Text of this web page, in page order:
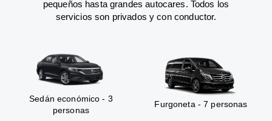
pequeños hasta grandes autocares. Todos los
servicios son privados y con conductor.
Sedán económico - 3
personas
Furgoneta - 7 personas